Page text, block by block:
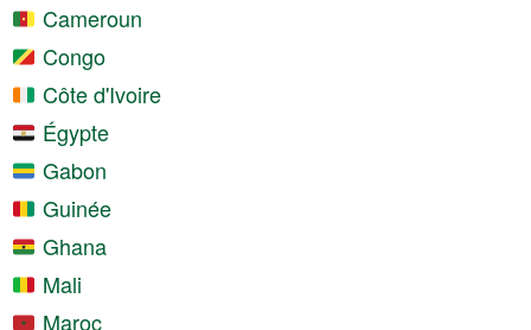
Cameroun
Congo
Côte d'Ivoire
Égypte
Gabon
Guinée
Ghana
Mali
Maroc